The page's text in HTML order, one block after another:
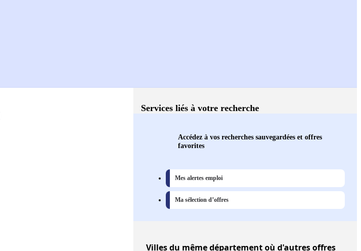
Services liés à votre recherche
Accédez à vos recherches sauvegardées et offres
favorites
Mes alertes emploi
Ma sélection d’offres
Villesdu même département où d'autres offres